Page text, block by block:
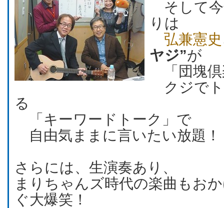
そして今
りは
弘兼憲史
ヤジ”が
「団塊倶
クジでト
る
「キーワードトーク」で
自由気ままに言いたい放題！
さらには、生演奏あり、
まりちゃんズ時代の楽曲もお
ぐ大爆笑！